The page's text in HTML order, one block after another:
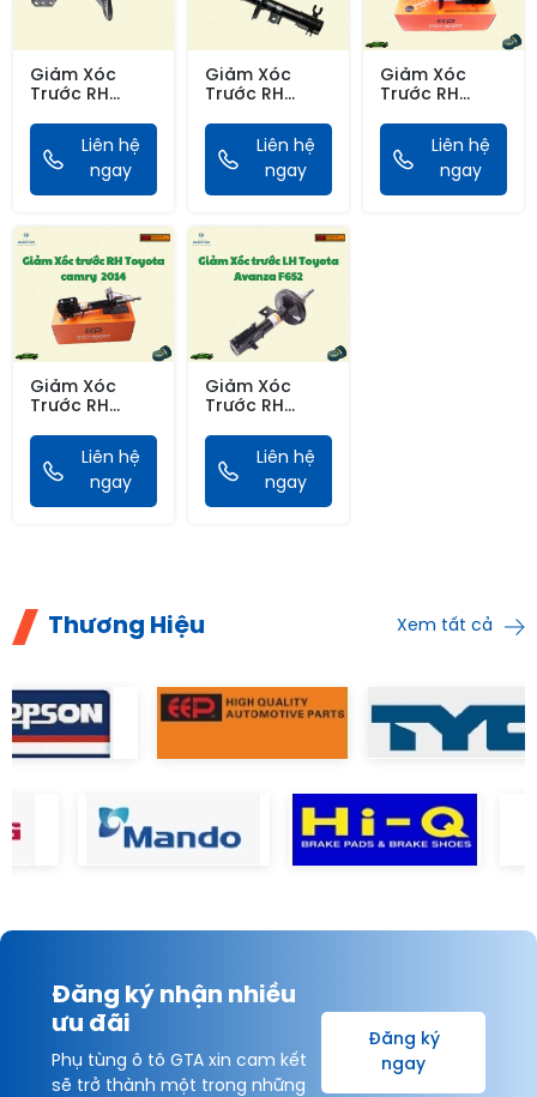
Giảm Xóc
Trước RH
05-12(EEP)
Liên hệ
ngay
Giảm Xóc
Trước RH
Camry06-12
Xe Nhập(EEP)
Liên hệ
ngay
Giảm Xóc
Trước RH
17(EEP)
Liên hệ
ngay
Giảm Xóc
Trước RH
2014(EEP)
Liên hệ
ngay
Giảm Xóc
Trước RH
Avanza
F652(EEP)Liên hệ
ngay
Thương Hiệu Xem tất cả
Đăng ký nhận nhiều
ưu đãi
Phụ tùng ô tô GTA xin cam kết
sẽ trở thành một trong những
Đăng ký
ngay